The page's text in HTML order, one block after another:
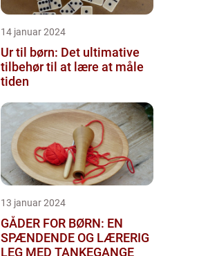
14 januar 2024
Ur til børn: Det ultimative
tilbehør til at lære at måle
tiden
13 januar 2024
GÅDER FOR BØRN: EN
SPÆNDENDE OG LÆRERIG
LEG MED TANKEGANGE